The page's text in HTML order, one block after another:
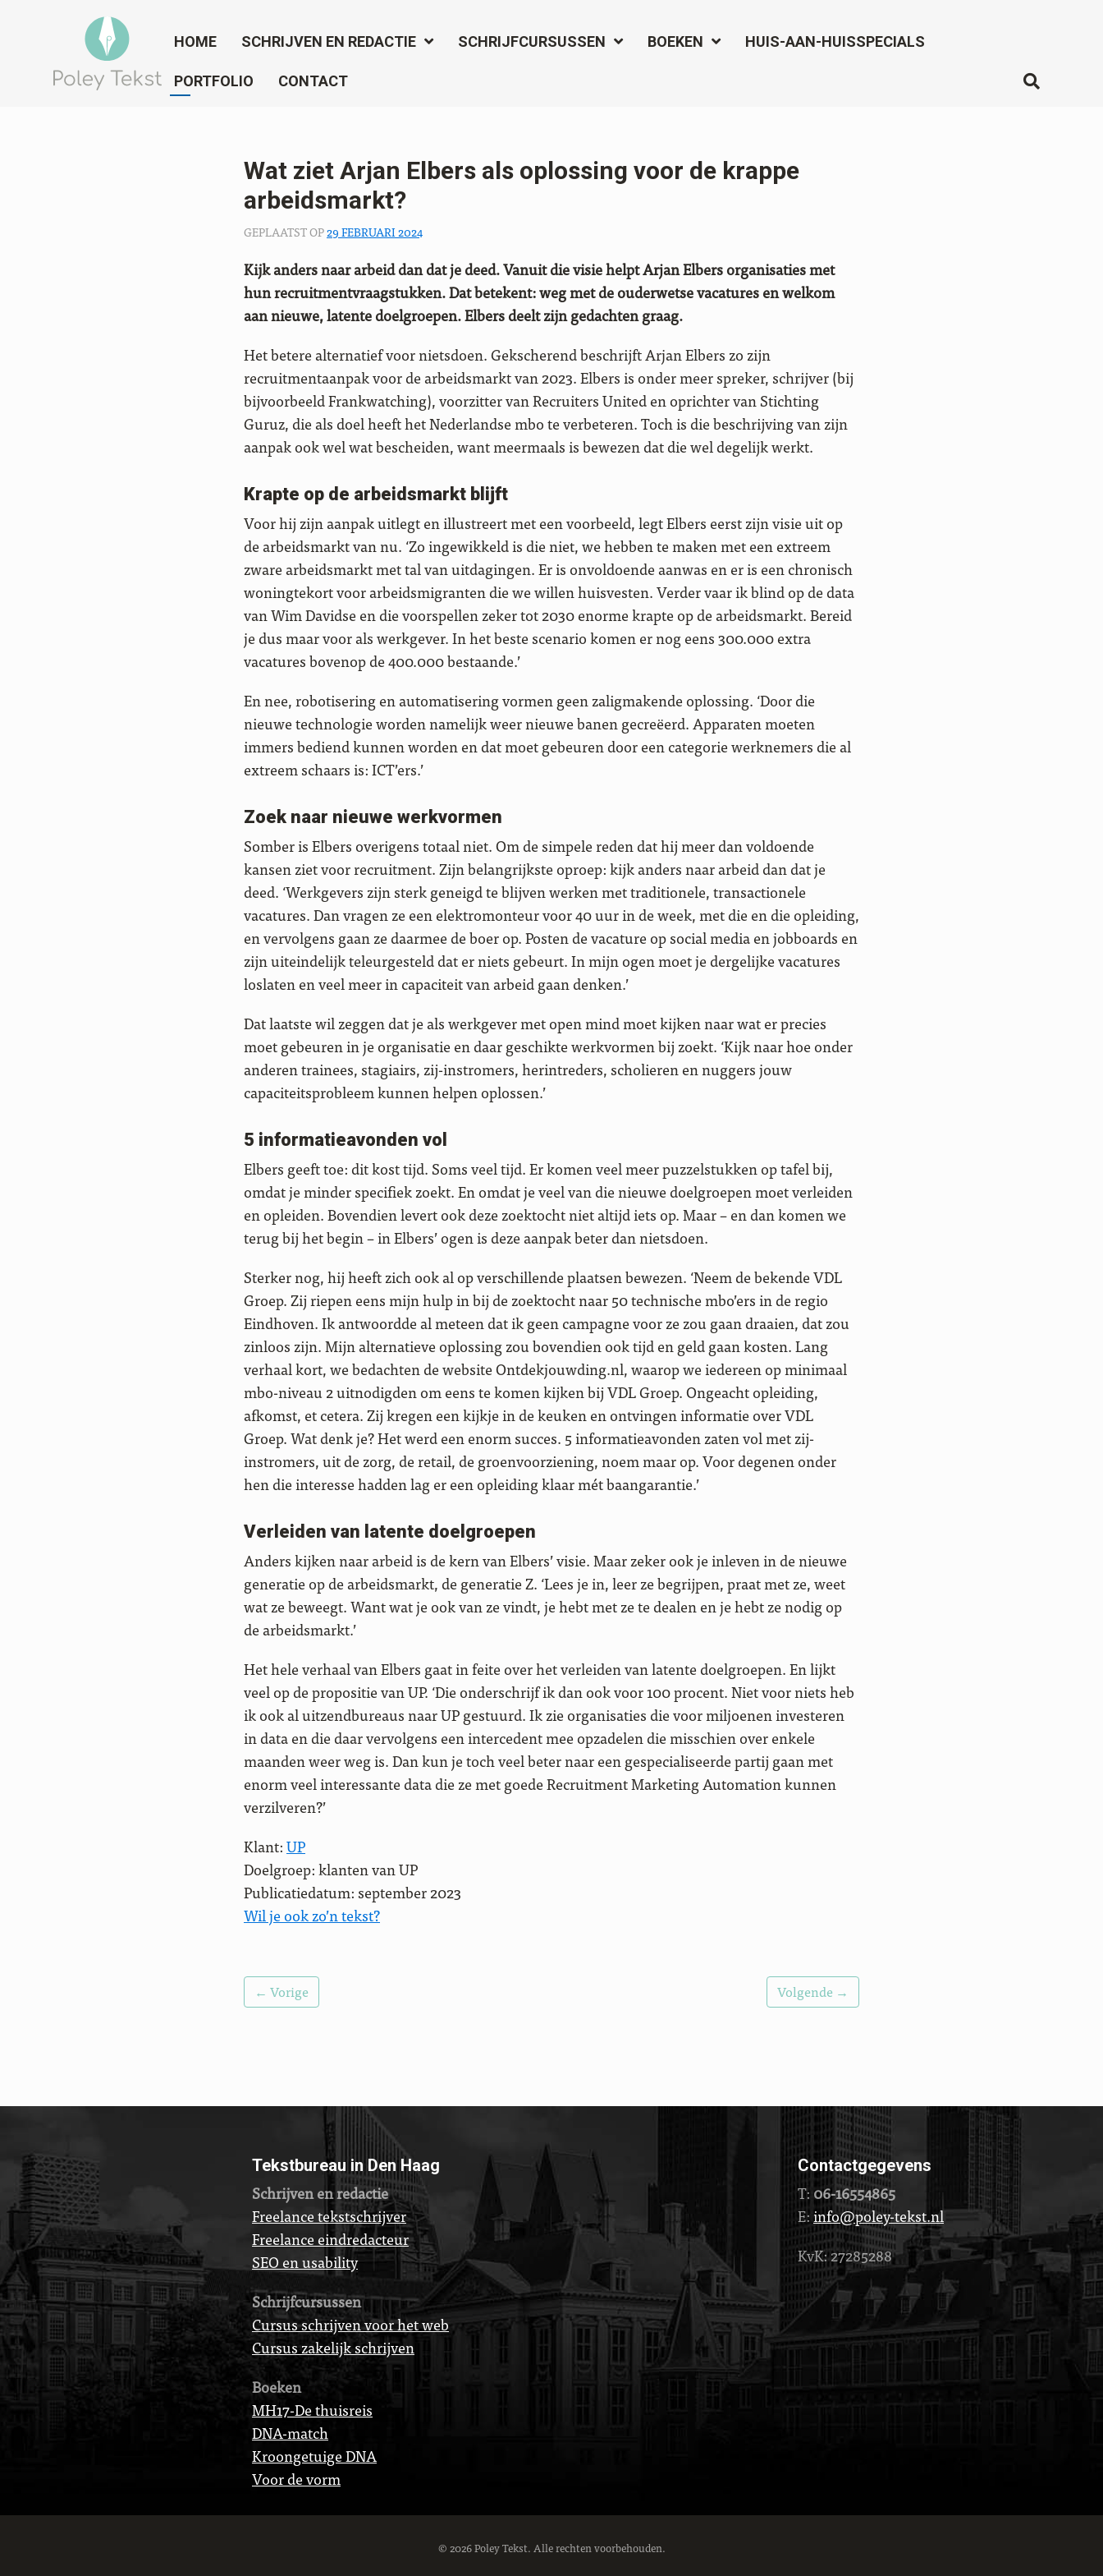
HOME SCHRIJVEN EN REDACTIE SCHRIJFCURSUSSEN BOEKEN HUIS-AAN-HUISSPECIALS
PORTFOLIO CONTACT
Wat ziet Arjan Elbers als oplossing voor de krappe
arbeidsmarkt?
GEPLAATST OP29 FEBRUARI 2024
Kijk anders naar arbeid dan dat je deed. Vanuit die visie helpt Arjan Elbers organisaties met
hun recruitmentvraagstukken. Dat betekent: weg met de ouderwetse vacatures en welkom
aan nieuwe, latente doelgroepen. Elbers deelt zijn gedachten graag.
Het betere alternatief voor nietsdoen. Gekscherend beschrijft Arjan Elbers zo zijn
recruitmentaanpak voor de arbeidsmarkt van 2023. Elbers is onder meer spreker, schrijver (bij
bijvoorbeeld Frankwatching), voorzitter van Recruiters United en oprichter van Stichting
Guruz, die als doel heeft het Nederlandse mbo te verbeteren. Toch is die beschrijving van zijn
aanpak ook wel wat bescheiden, want meermaals is bewezen dat die wel degelijk werkt.
Krapte op de arbeidsmarkt blijft
Voor hij zijn aanpak uitlegt en illustreert met een voorbeeld, legt Elbers eerst zijn visie uit op
de arbeidsmarkt van nu. ‘Zo ingewikkeld is die niet, we hebben te maken met een extreem
zware arbeidsmarkt met tal van uitdagingen. Er is onvoldoende aanwas en er is een chronisch
woningtekort voor arbeidsmigranten die we willen huisvesten. Verder vaar ik blind op de data
van Wim Davidse en die voorspellen zeker tot 2030 enorme krapte op de arbeidsmarkt. Bereid
je dus maar voor als werkgever. In het beste scenario komen er nog eens 300.000 extra
vacatures bovenop de 400.000 bestaande.’
En nee, robotisering en automatisering vormen geen zaligmakende oplossing. ‘Door die
nieuwe technologie worden namelijk weer nieuwe banen gecreëerd. Apparaten moeten
immers bediend kunnen worden en dat moet gebeuren door een categorie werknemers die al
extreem schaars is: ICT’ers.’
Zoek naar nieuwe werkvormen
Somber is Elbers overigens totaal niet. Om de simpele reden dat hij meer dan voldoende
kansen ziet voor recruitment. Zijn belangrijkste oproep: kijk anders naar arbeid dan dat je
deed. ‘Werkgevers zijn sterk geneigd te blijven werken met traditionele, transactionele
vacatures. Dan vragen ze een elektromonteur voor 40 uur in de week, met die en die opleiding,
en vervolgens gaan ze daarmee de boer op. Posten de vacature op social media en jobboards en
zijn uiteindelijk teleurgesteld dat er niets gebeurt. In mijn ogen moet je dergelijke vacatures
loslaten en veel meer in capaciteit van arbeid gaan denken.’
Dat laatste wil zeggen dat je als werkgever met open mind moet kijken naar wat er precies
moet gebeuren in je organisatie en daar geschikte werkvormen bij zoekt. ‘Kijk naar hoe onder
anderen trainees, stagiairs, zij-instromers, herintreders, scholieren en nuggers jouw
capaciteitsprobleem kunnen helpen oplossen.’
5 informatieavonden vol
Elbers geeft toe: dit kost tijd. Soms veel tijd. Er komen veel meer puzzelstukken op tafel bij,
omdat je minder specifiek zoekt. En omdat je veel van die nieuwe doelgroepen moet verleiden
en opleiden. Bovendien levert ook deze zoektocht niet altijd iets op. Maar – en dan komen we
terug bij het begin – in Elbers’ ogen is deze aanpak beter dan nietsdoen.
Sterker nog, hij heeft zich ook al op verschillende plaatsen bewezen. ‘Neem de bekende VDL
Groep. Zij riepen eens mijn hulp in bij de zoektocht naar 50 technische mbo’ers in de regio
Eindhoven. Ik antwoordde al meteen dat ik geen campagne voor ze zou gaan draaien, dat zou
zinloos zijn. Mijn alternatieve oplossing zou bovendien ook tijd en geld gaan kosten. Lang
verhaal kort, we bedachten de website Ontdekjouwding.nl, waarop we iedereen op minimaal
mbo-niveau 2 uitnodigden om eens te komen kijken bij VDL Groep. Ongeacht opleiding,
afkomst, et cetera. Zij kregen een kijkje in de keuken en ontvingen informatie over VDL
Groep. Wat denk je? Het werd een enorm succes. 5 informatieavonden zaten vol met zij-
instromers, uit de zorg, de retail, de groenvoorziening, noem maar op. Voor degenen onder
hen die interesse hadden lag er een opleiding klaar mét baangarantie.’
Verleiden van latente doelgroepen
Anders kijken naar arbeid is de kern van Elbers’ visie. Maar zeker ook je inleven in de nieuwe
generatie op de arbeidsmarkt, de generatie Z. ‘Lees je in, leer ze begrijpen, praat met ze, weet
wat ze beweegt. Want wat je ook van ze vindt, je hebt met ze te dealen en je hebt ze nodig op
de arbeidsmarkt.’
Het hele verhaal van Elbers gaat in feite over het verleiden van latente doelgroepen. En lijkt
veel op de propositie van UP. ‘Die onderschrijf ik dan ook voor 100 procent. Niet voor niets heb
ik ook al uitzendbureaus naar UP gestuurd. Ik zie organisaties die voor miljoenen investeren
in data en die daar vervolgens een intercedent mee opzadelen die misschien over enkele
maanden weer weg is. Dan kun je toch veel beter naar een gespecialiseerde partij gaan met
enorm veel interessante data die ze met goede Recruitment Marketing Automation kunnen
verzilveren?’
Klant:UP
Doelgroep: klanten van UP
Publicatiedatum: september 2023
Wil je ook zo’n tekst?
← Vorige Volgende →
Tekstbureau in Den Haag
Schrijven en redactie
Freelance tekstschrijver
Freelance eindredacteur
SEO en usability
Schrijfcursussen
Cursus schrijven voor het web
Cursus zakelijk schrijven
Boeken
MH17-De thuisreis
DNA-match
Kroongetuige DNA
Voor de vorm
Contactgegevens
T: 06-16554865
E:info@poley-tekst.nl
KvK: 27285288
© 2026 Poley Tekst. Alle rechten voorbehouden.